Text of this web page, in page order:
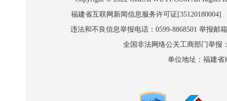
福建省互联网新闻信息服务许可证
违法和不良信息举报电话：0599-8868501 举报邮
全国非法网络公关工商部门举报
单位地址：福建省